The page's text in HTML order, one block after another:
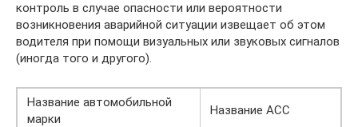
контроль в случае опасности или вероятности
возникновения аварийной ситуации извещает об этом
водителя при помощи визуальных или звуковых сигналов
(иногда того и другого).
Название автомобильной
марки
Название АСС